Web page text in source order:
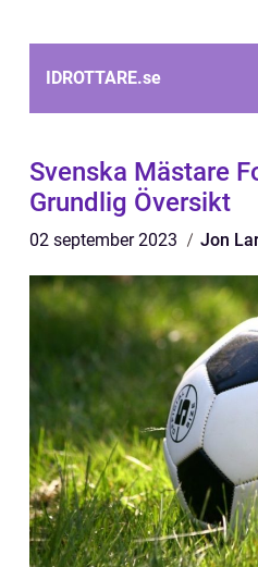
IDROTTARE.se
Svenska Mästare
Grundlig Översikt
02 september 2023 Jon